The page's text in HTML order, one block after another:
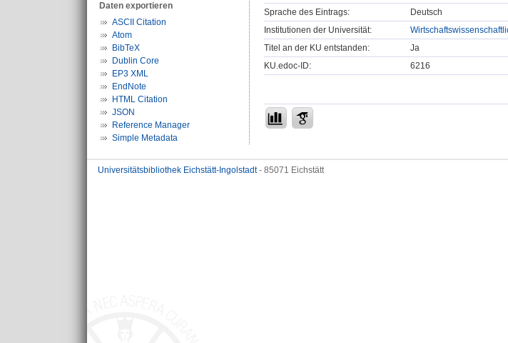
Daten exportieren
ASCII Citation
Atom
BibTeX
Dublin Core
EP3 XML
EndNote
HTML Citation
JSON
Reference Manager
Simple Metadata
Sprache des Eintrags:
Deutsch
Institutionen der Universität:
Titel an der KU entstanden:
Ja
KU.edoc-ID:
6216
Universitätsbibliothek Eichstätt-Ingolstadt- 85071 Eichstätt